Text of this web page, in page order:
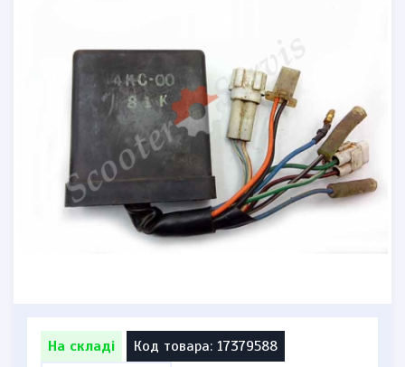
На складі
Код товара: 17379588